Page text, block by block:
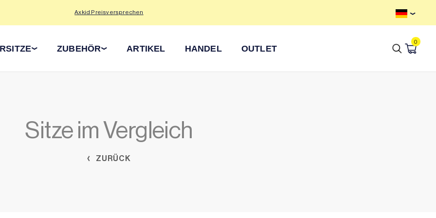
Axkid Preisversprechen
ZUBEHÖR ARTIKEL HANDEL OUTLET
0
Sitze im Vergleich
ZURÜCK